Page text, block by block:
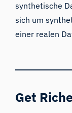
synthetische
sich um
einer realen
Get